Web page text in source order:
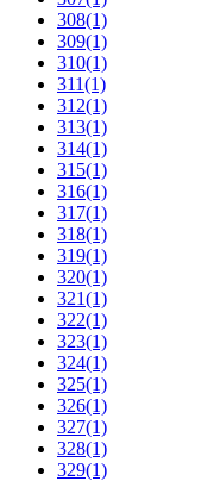
308(1)
309(1)
310(1)
311(1)
312(1)
313(1)
314(1)
315(1)
316(1)
317(1)
318(1)
319(1)
320(1)
321(1)
322(1)
323(1)
324(1)
325(1)
326(1)
327(1)
328(1)
329(1)